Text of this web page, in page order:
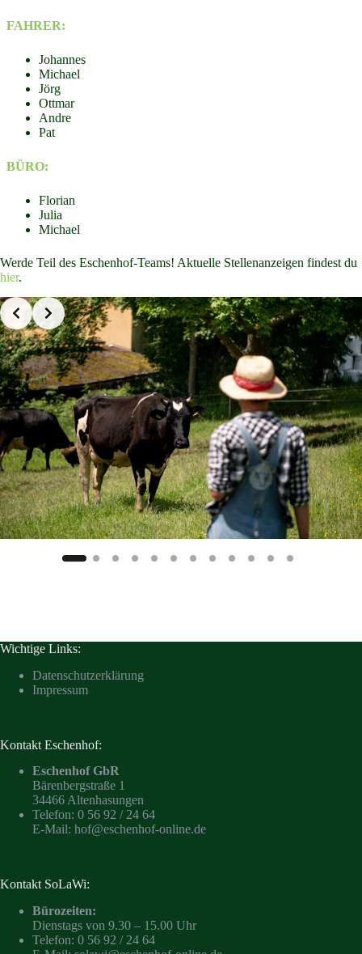
FAHRER:
Johannes
Michael
Jörg
Ottmar
Andre
Pat
BÜRO:
Florian
Julia
Michael
Werde Teil des Eschenhof-Teams! Aktuelle Stellenanzeigen findest du
hier.
Wichtige Links:
Datenschutzerklärung
Impressum
Kontakt Eschenhof:
Eschenhof GbR
Bärenbergstraße 1
34466 Altenhasungen
Telefon: 0 56 92 / 24 64
E-Mail: hof@eschenhof-online.de
Kontakt SoLaWi:
Bürozeiten:
Dienstags von 9.30 – 15.00 Uhr
Telefon: 0 56 92 / 24 64